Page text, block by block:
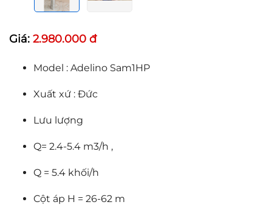
Giá: 2.980.000 đ
Model : Adelino Sam1HP
Xuất xứ : Đức
Lưu lượng
Q= 2.4-5.4 m3/h ,
Q = 5.4 khối/h
Cột áp H = 26-62 m